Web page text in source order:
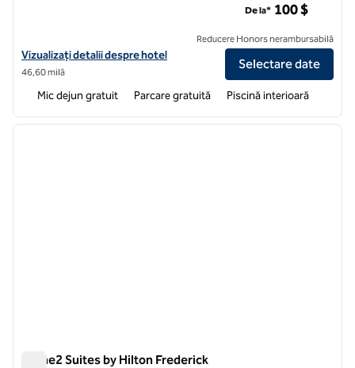
Vizualizați detaliile hotelului pentru Home2 Suites by Hilton
Vizualizați detalii despre hotel
46,60 milă
De la* 100 $
Reducere Honors nerambursabilă
Selectare date
Mic dejun gratuit Parcare gratuită Piscină interioară
1 din 12
Home2 Suites by Hilton Frederick